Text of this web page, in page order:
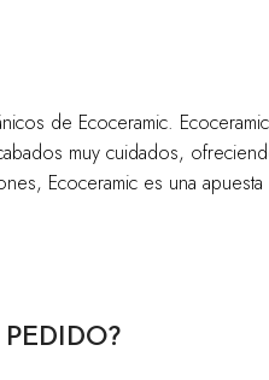
de Ecoceramic.
muy cuidados,
Ecoceramic es una apuesta